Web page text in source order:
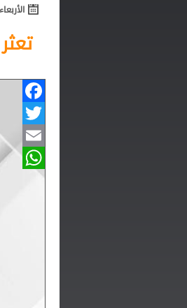
الأربعاء، 08-07-
Facebook
Twitter
Email